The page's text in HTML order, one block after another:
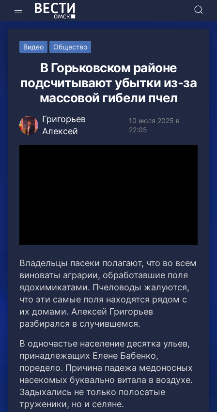
Видео Общество
В Горьковском районе
подсчитывают убытки из-за
массовой гибели пчел
Григорьев
Алексей
10 июля 2025 в
22:05
Владельцы пасеки полагают, что во всем
виноваты аграрии, обработавшие поля
ядохимикатами. Пчеловоды жалуются,
что эти самые поля находятся рядом с
их домами. Алексей Григорьев
разбирался в случившемся.
В одночастье население десятка ульев,
принадлежащих Елене Бабенко,
поредело. Причина падежа медоносных
насекомых буквально витала в воздухе.
Задыхались не только полосатые
труженики, но и селяне.